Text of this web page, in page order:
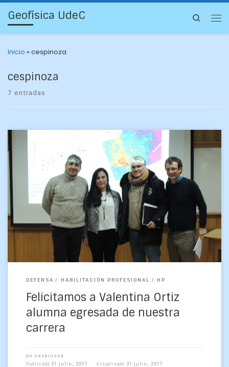
Geofísica UdeC Search
Inicio »cespinoza
cespinoza
7 entradas
Tenemos el agrado de informarles que hoy lunes 31 de julio
de 2017, a las 15.00 hrs., se llevó a cabo la defensa de
Habilitación […]
DEFENSA HABILITACIÓN PROFESIONAL HP
Felicitamos a Valentina Ortiz
alumna egresada de nuestra
carrera
por cespinoza
Publicada 31 julio, 2017 Actualizado 31 julio, 2017